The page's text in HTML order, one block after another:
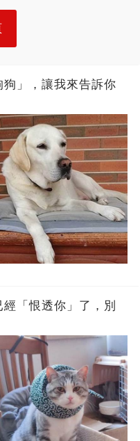
」，讓我來告訴你
「恨透你」了，別